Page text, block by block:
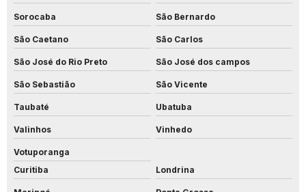
Sorocaba São Bernardo
São Caetano São Carlos
São José do Rio Preto São José dos campos
São Sebastião São Vicente
Taubaté Ubatuba
Valinhos Vinhedo
Votuporanga
Curitiba
Londrina